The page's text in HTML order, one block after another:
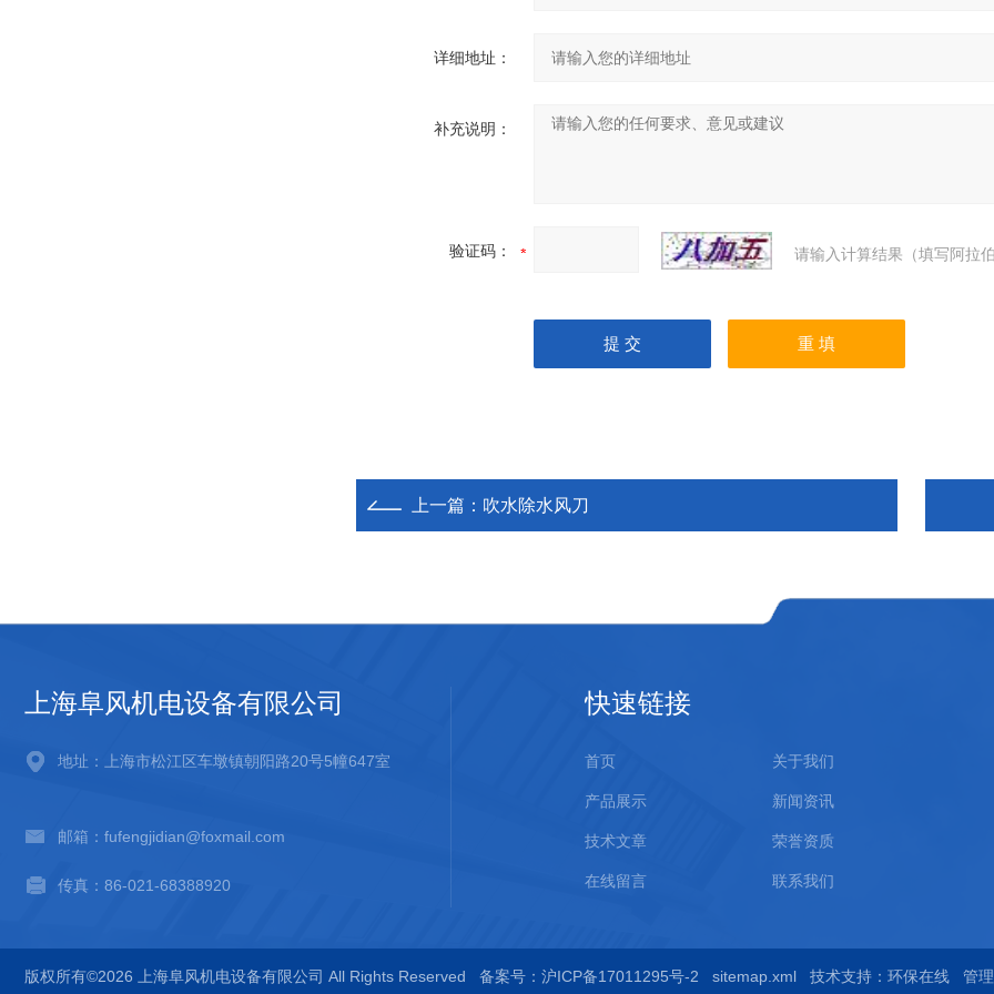
详细地址：
补充说明：
验证码： 请输入计算结果（填写阿拉
上一篇： 吹水除水风刀
上海阜风机电设备有限公司
地址：上海市松江区车墩镇朝阳路20号5幢647室
邮箱：fufengjidian@foxmail.com
传真：86-021-68388920
快速链接
首页 关于我们
产品展示 新闻资讯
技术文章 荣誉资质
在线留言 联系我们
版权所有©2026 上海阜风机电设备有限公司 All Rights Reserved 备案号：沪ICP备17011295号-2 sitemap.xml 技术支持： 环保在线 管